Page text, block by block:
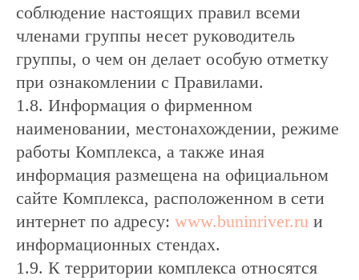
соблюдение настоящих правил всеми
членами группы несет руководитель
группы, о чем он делает особую отметку
при ознакомлении с Правилами.
1.8. Информация о фирменном
наименовании, местонахождении, режиме
работы Комплекса, а также иная
информация размещена на официальном
сайте Комплекса, расположенном в сети
интернет по адресу: www.buninriver.ru и
информационных стендах.
1.9. К территории комплекса относятся